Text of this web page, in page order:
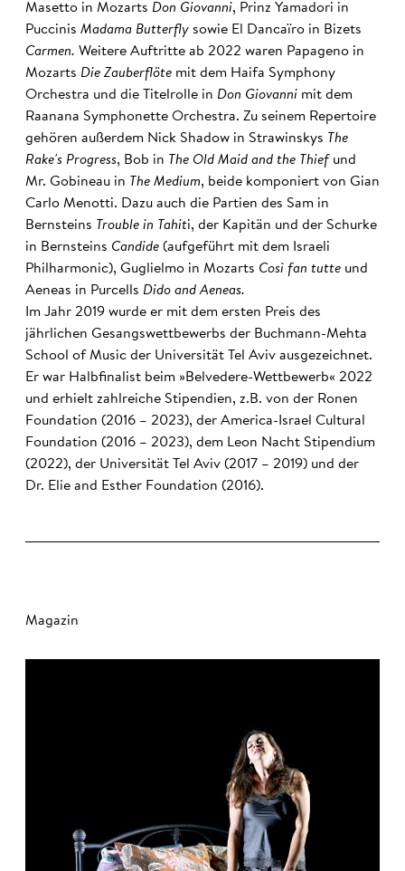
Masetto in Mozarts Don Giovanni, Prinz Yamadori in
Puccinis Madama Butterfly sowie El Dancaïro in Bizets
Carmen. Weitere Auftritte ab 2022 waren Papageno in
Mozarts Die Zauberflöte mit dem Haifa Symphony
Orchestra und die Titelrolle in Don Giovanni mit dem
Raanana Symphonette Orchestra. Zu seinem Repertoire
gehören außerdem Nick Shadow in Strawinskys The
Rake's Progress, Bob in The Old Maid and the Thiefund
Mr. Gobineau in The Medium, beide komponiert von Gian
Carlo Menotti. Dazu auch die Partien des Sam in
Bernsteins Trouble in Tahiti, der Kapitän und der Schurke
in Bernsteins Candide (aufgeführt mit dem Israeli
Philharmonic), Guglielmo in Mozarts Così fan tutte und
Aeneas in Purcells Dido and Aeneas.
Im Jahr 2019 wurde er mit dem ersten Preis des
jährlichen Gesangswettbewerbs der Buchmann-Mehta
School of Music der Universität Tel Aviv ausgezeichnet.
Er war Halbfinalist beim »Belvedere-Wettbewerb« 2022
und erhielt zahlreiche Stipendien, z.B. von der Ronen
Foundation (2016 – 2023), der America-Israel Cultural
Foundation (2016 – 2023), dem Leon Nacht Stipendium
(2022), der Universität Tel Aviv (2017 – 2019) und der
Dr. Elie and Esther Foundation (2016).
Magazin